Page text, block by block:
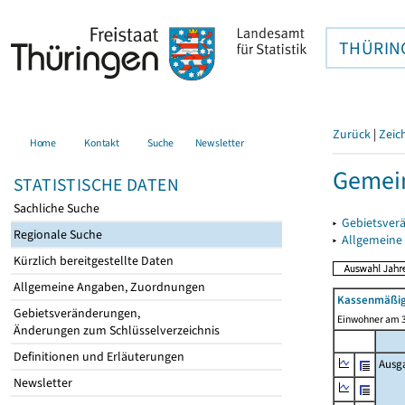
Home Kontakt Suche Newsletter
STATISTISCHE DATEN
Sachliche Suche
Regionale Suche
Kürzlich bereitgestellte Daten
Allgemeine Angaben, Zuordnungen
Gebietsveränderungen,
Änderungen zum Schlüsselverzeichnis
Definitionen und Erläuterungen
Newsletter
Zurück |
▸
▸
Einwohner am